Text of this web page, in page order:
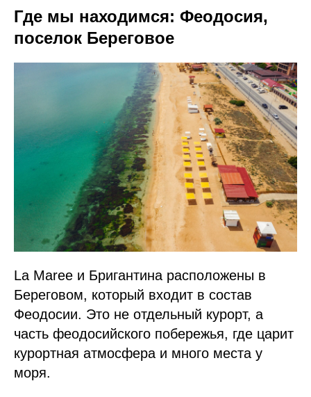
Где мы находимся: Феодосия,
поселок Береговое
La Maree и Бригантина расположены в
Береговом, который входит в состав
Феодосии. Это не отдельный курорт, а
часть феодосийского побережья, где царит
курортная атмосфера и много места у
моря.